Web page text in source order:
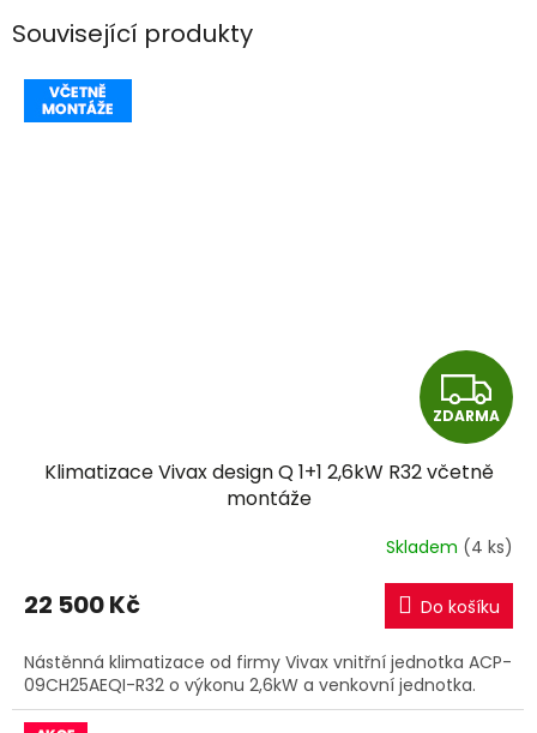
Související produkty
Z
D
A
R
M
A
ZDARMA
Klimatizace Vivax design Q 1+1 2,6kW R32 včetně
montáže
Skladem (4 ks)
22 500 Kč Do košíku
Nástěnná klimatizace od firmy Vivax vnitřní jednotka ACP-
09CH25AEQI-R32 o výkonu 2,6kW a venkovní jednotka.